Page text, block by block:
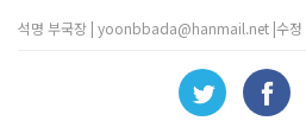
석명 부국장 | yoonbbada@hanmail.net |수